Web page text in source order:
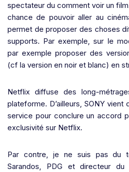
spectateur du comment voir un
chance de pouvoir aller au
permet de proposer des choses
supports. Par exemple, sur le
par exemple proposer des
(cf la version en noir et blanc) en
Netflix diffuse des long-
plateforme. D’ailleurs, SONY
service pour conclure un accord
exclusivité sur Netflix.
Par contre, je ne suis pas du
Sarandos, PDG et directeur